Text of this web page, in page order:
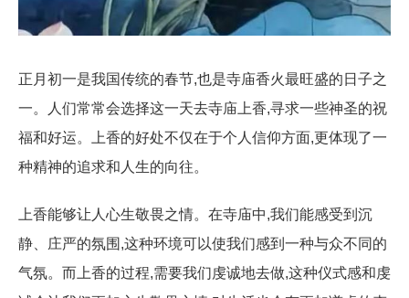
正月初一是我国传统的春节,也是寺庙香火最旺盛的日子之
一。人们常常会选择这一天去寺庙上香,寻求一些神圣的祝
福和好运。上香的好处不仅在于个人信仰方面,更体现了一
种精神的追求和人生的向往。
上香能够让人心生敬畏之情。在寺庙中,我们能感受到沉
静、庄严的氛围,这种环境可以使我们感到一种与众不同的
气氛。而上香的过程,需要我们虔诚地去做,这种仪式感和虔